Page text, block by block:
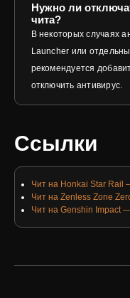
Нужно ли
чита?
В некоторых случаях
Launcher или
рекомендуется
отключить антивирус.
Ссылки
Чит на Honkai Star Rail
Чит на Zenless Zone
Чит на Genshin Impact